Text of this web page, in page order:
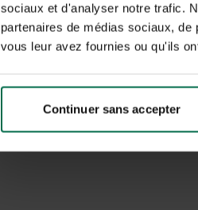
sociaux et d'analyser notre trafic.
partenaires de médias sociaux,
vous leur avez fournies ou qu'ils
Continuer sans accepter
Les
En